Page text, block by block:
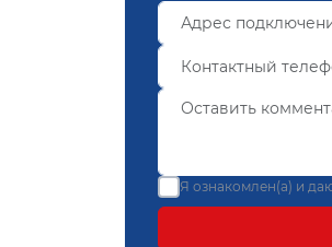
Я ознакомлен(а) и